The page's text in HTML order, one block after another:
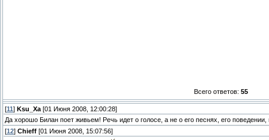
Всего ответов: 55
[11] Ksu_Xa [01 Июня 2008, 12:00:28]
Да хорошо Билан поет живьем! Речь идет о голосе, а не о его песнях, его
[12] Chieff [01 Июня 2008, 15:07:56]